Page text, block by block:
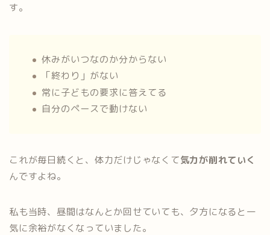
す。
休みがいつなのか分からない
「終わり」がない
常に子どもの要求に答えてる
自分のペースで動けない
これが毎日続くと、体力だけじゃなくて気力が削れていく
んですよね。
私も当時、昼間はなんとか回せていても、夕方になると一
気に余裕がなくなっていました。